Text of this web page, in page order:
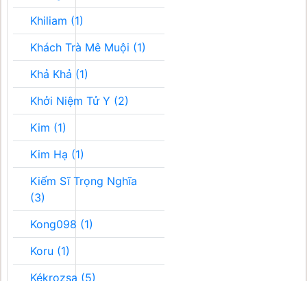
Khiliam (1)
Khách Trà Mê Muội (1)
Khả Khả (1)
Khởi Niệm Tử Y (2)
Kim (1)
Kim Hạ (1)
Kiếm Sĩ Trọng Nghĩa
(3)
Kong098 (1)
Koru (1)
Kékrozsa (5)